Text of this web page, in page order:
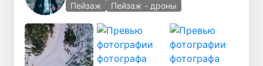
Пейзаж Пейзаж - дроны